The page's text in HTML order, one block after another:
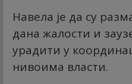
Навела је да су
дана жалости и
урадити у
нивоима власти.